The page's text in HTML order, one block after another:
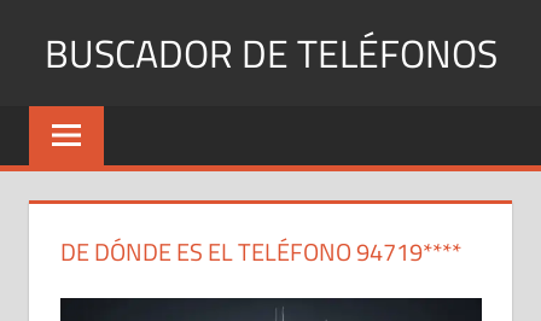
BUSCADOR DE TELÉFONOS
Identifica
Números
y
DE DÓNDE ES EL TELÉFONO 94719****